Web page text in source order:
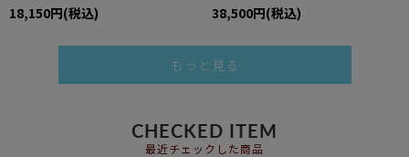
18,150円(税込)
38,500円(税込)
もっと見る
CHECKED ITEM
最近チェックした商品